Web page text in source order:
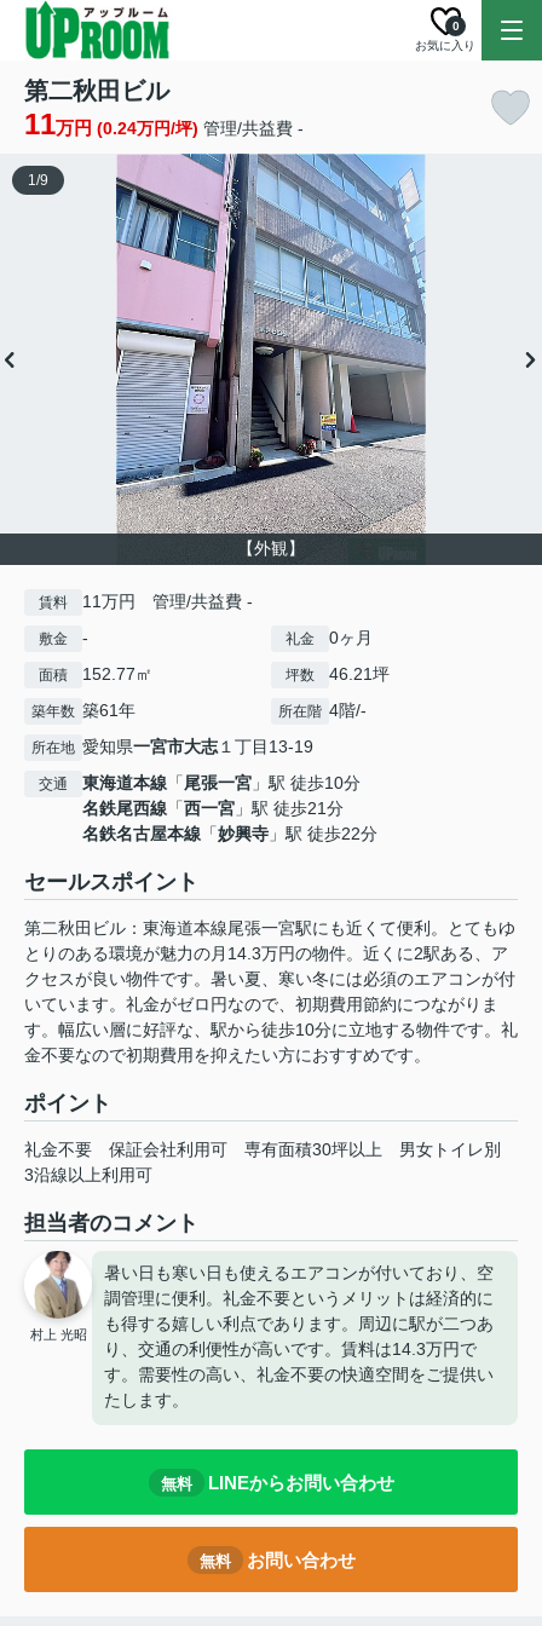
お気に入り
0
第二秋田ビル
11万円 (0.24万円/坪) 管理/共益費 -
【外観】
1/9
賃料 11万円 管理/共益費 -
敷金 - 礼金 0ヶ月
面積 152.77㎡ 坪数 46.21坪
築年数 築61年 所在階 4階/-
所在地 愛知県一宮市大志１丁目13-19
交通 東海道本線 「尾張一宮 」駅 徒歩10分
名鉄尾西線 「西一宮 」駅 徒歩21分
名鉄名古屋本線 「妙興寺 」駅 徒歩22分
セールスポイント
第二秋田ビル：東海道本線尾張一宮駅にも近くて便利。とてもゆ
とりのある環境が魅力の月14.3万円の物件。近くに2駅ある、ア
クセスが良い物件です。暑い夏、寒い冬には必須のエアコンが付
いています。礼金がゼロ円なので、初期費用節約につながりま
す。幅広い層に好評な、駅から徒歩10分に立地する物件です。礼
金不要なので初期費用を抑えたい方におすすめです。
ポイント
礼金不要 保証会社利用可 専有面積30坪以上
男女トイレ別
3沿線以上利用可
担当者のコメント
村上 光昭
暑い日も寒い日も使えるエアコンが付いており、空
調管理に便利。礼金不要というメリットは経済的に
も得する嬉しい利点であります。周辺に駅が二つあ
り、交通の利便性が高いです。賃料は14.3万円で
す。需要性の高い、礼金不要の快適空間をご提供い
たします。
無料 LINEからお問い合わせ
無料 お問い合わせ